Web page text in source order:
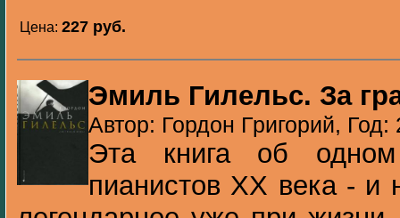
Цена: 227 pуб.
Эмиль Гилельс. За
Автор: Гордон Григорий, Год:
Эта книга об
пианистов XX века - и